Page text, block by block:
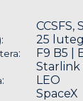
CCSFS,
: 25
: F9 B5 |
Starlink
: LEO
SpaceX